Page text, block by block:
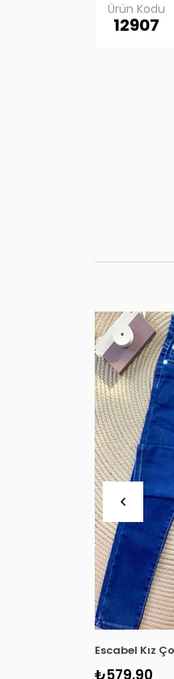
Ürün Kodu
12907
Escabel Kız
₺579,90